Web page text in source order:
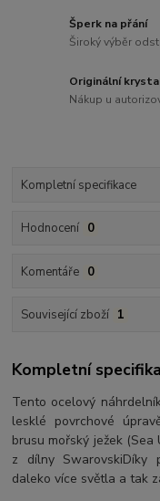
Šperk na přání
Široký výběr
Originální
Nákup u
Kompletní specifikace
Hodnocení 0
Komentáře 0
Související zboží 1
Kompletní
Tento ocelový
lesklé povrchové
brusu mořský ježek (Sea
z dílny SwarovskiDíky
daleko více světla a tak